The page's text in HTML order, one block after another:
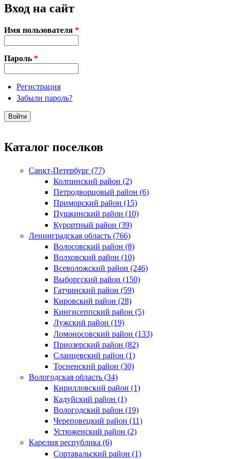
Вход на сайт
Имя пользователя *
Пароль *
Регистрация
Забыли пароль?
Каталог поселков
Санкт-Петербург (77)
Колпинский район (2)
Петродворцовый район (6)
Приморский район (15)
Пушкинский район (10)
Курортный район (39)
Ленинградская область (766)
Волосовский район (8)
Волховский район (10)
Всеволожский район (246)
Выборгский район (150)
Гатчинский район (59)
Кировский район (28)
Кингисеппский район (5)
Лужский район (19)
Ломоносовский район (133)
Приозерский район (82)
Сланцевский район (1)
Тосненский район (30)
Вологодская область (34)
Кирилловский район (1)
Кадуйский район (1)
Вологодский район (19)
Череповецкий район (11)
Устюженский район (2)
Карелия республика (6)
Сортавальский район (1)